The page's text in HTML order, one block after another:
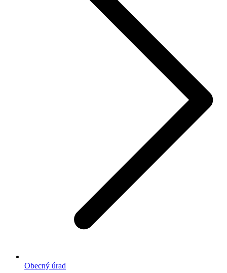
Obecný úrad